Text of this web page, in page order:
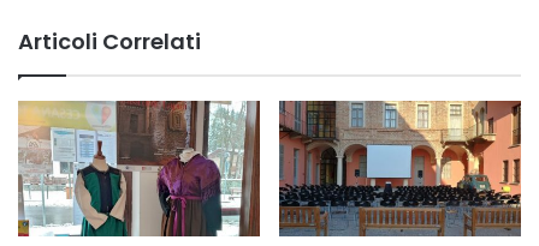
Articoli Correlati